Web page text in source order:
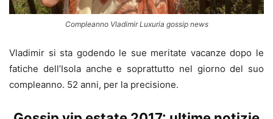
Compleanno Vladimir Luxuria gossip news
Vladimir si sta godendo le sue meritate vacanze dopo le
fatiche dell’Isola anche e soprattutto nel giorno del suo
compleanno. 52 anni, per la precisione.